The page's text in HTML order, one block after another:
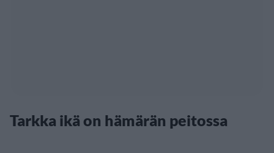
Tarkka ikä on hämärän peitossa